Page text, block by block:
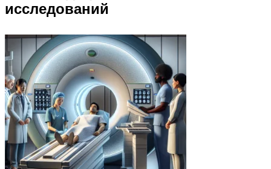
исследований